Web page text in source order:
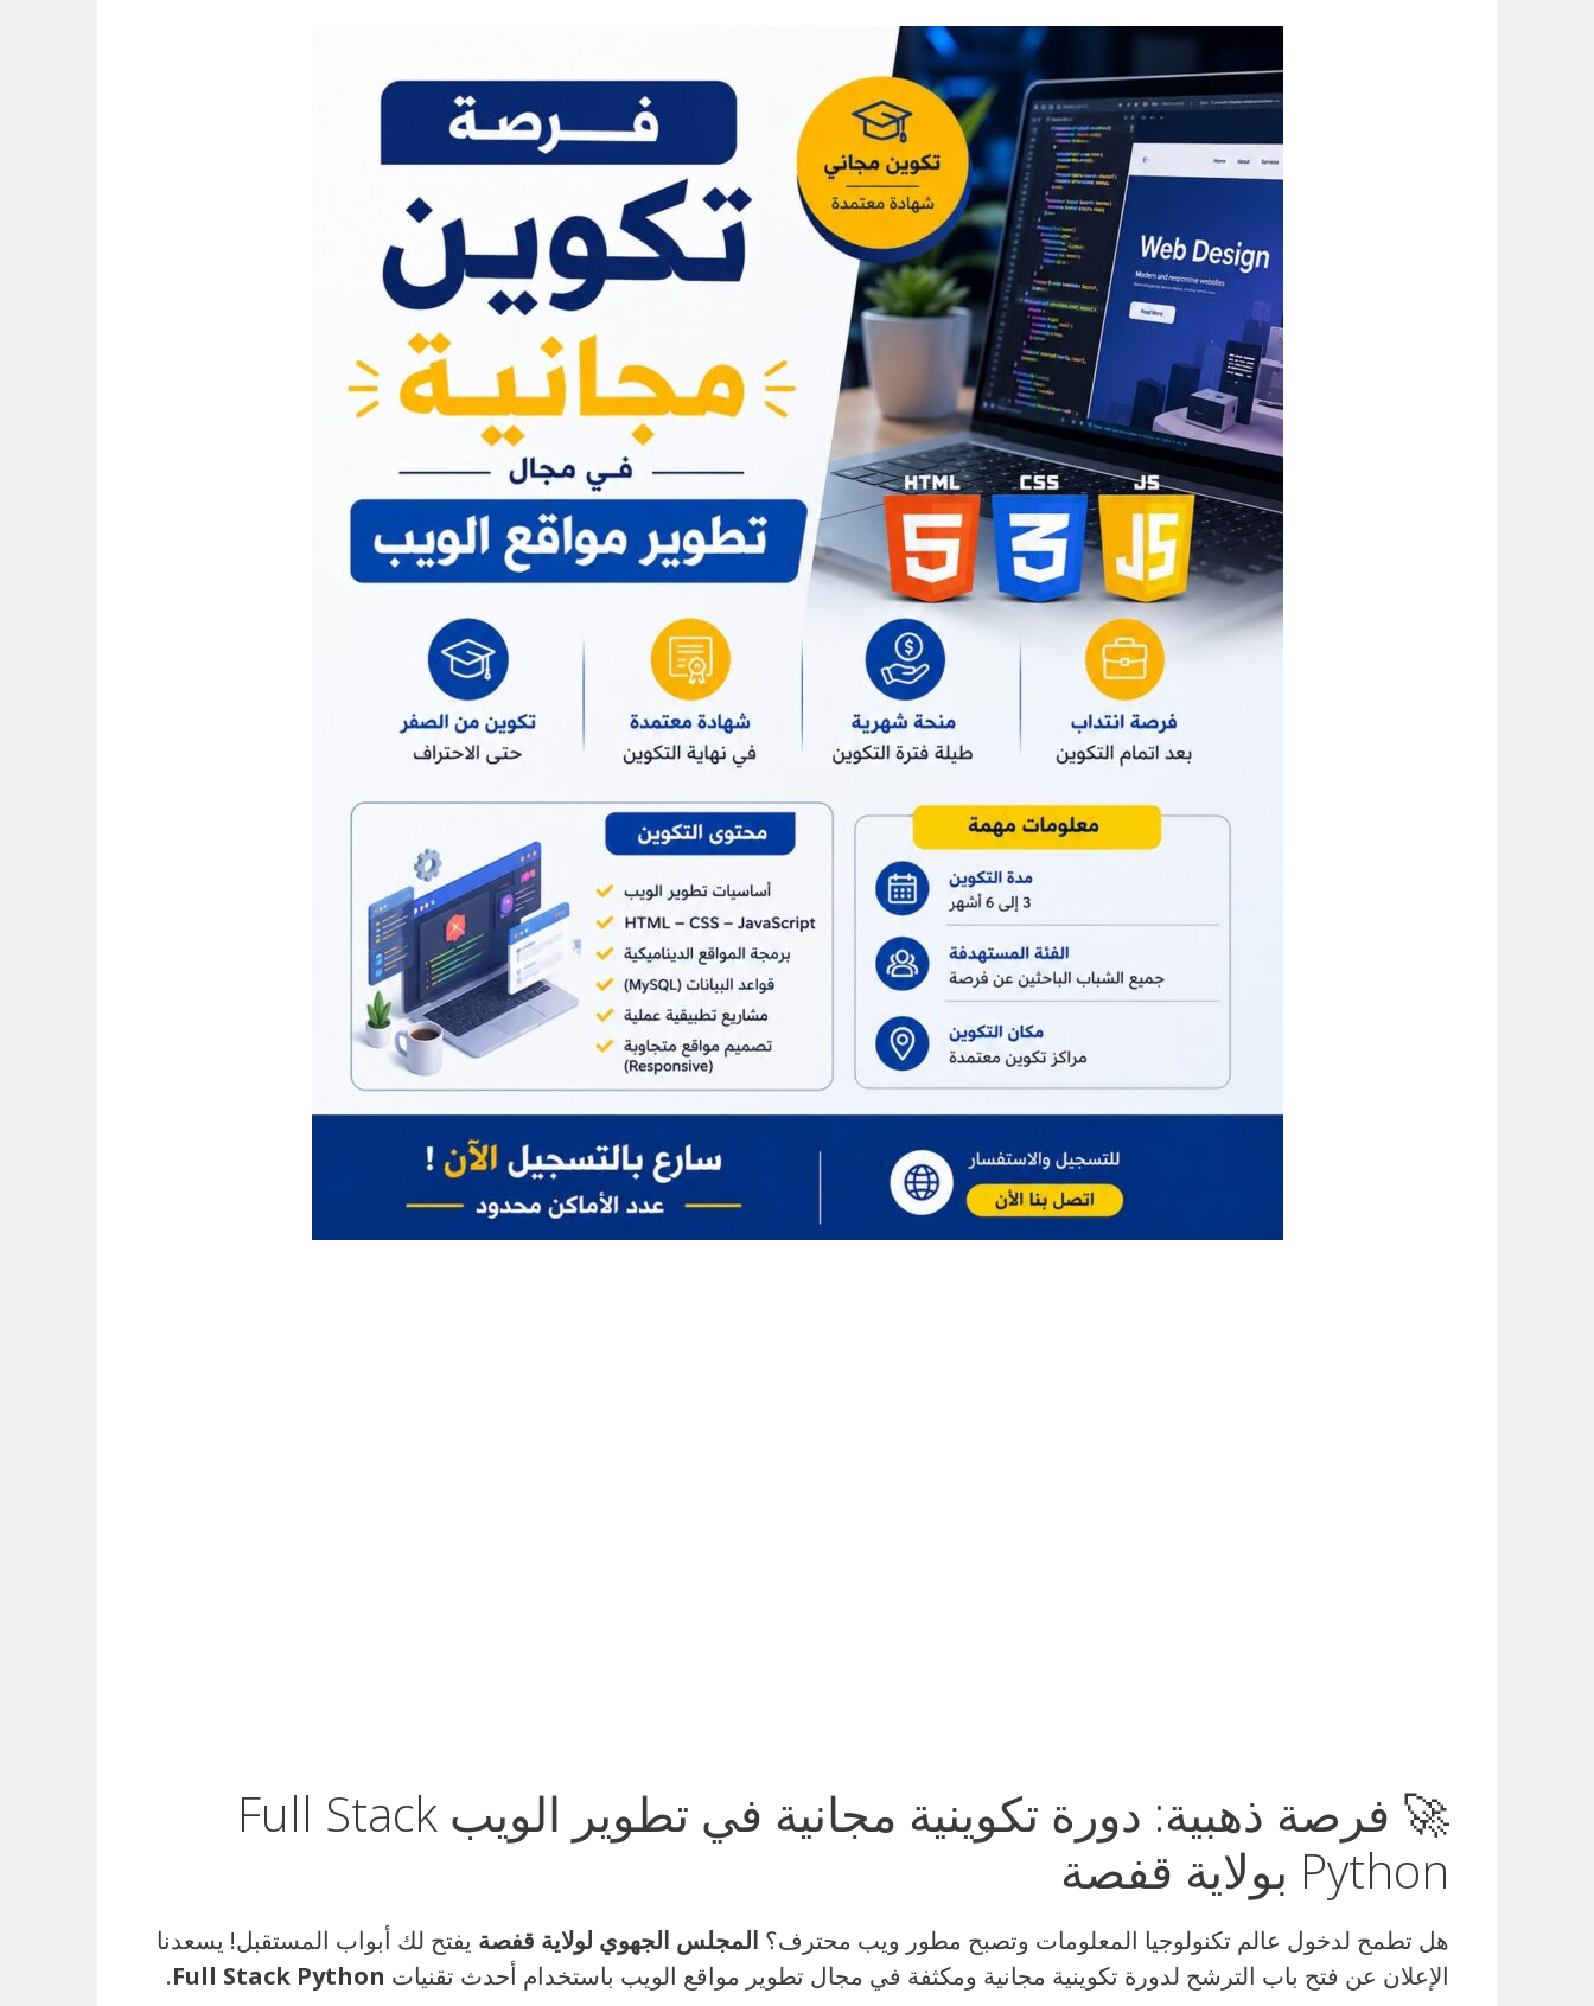
🚀 فرصة ذهبية: دورة تكوينية مجانية في تطوير الويب Full Stack
Python بولاية قفصة
هل تطمح لدخول عالم تكنولوجيا المعلومات وتصبح مطور ويب محترف؟ المجلس الجهوي لولاية قفصة يفتح لك أبواب المستقبل! يسعدنا
الإعلان عن فتح باب الترشح لدورة تكوينية مجانية ومكثفة في مجال تطوير مواقع الويب باستخدام أحدث تقنيات Full Stack Python
.